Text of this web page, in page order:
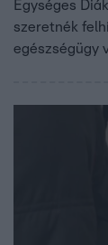
Egységes
szeretnék
egészségügy
Soros